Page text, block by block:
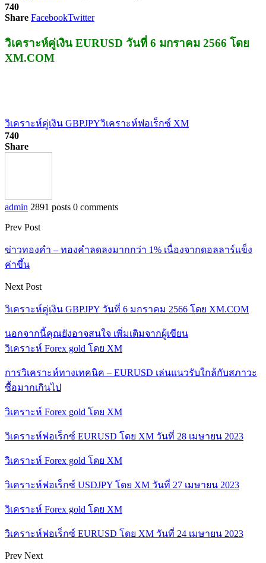
740
Share FacebookTwitter
วิเคราะห์คู่เงิน EURUSD วันที่ 6 มกราคม 2566 โดย
XM.COM
วิเคราะห์คู่เงิน GBPJPYวิเคราะห์ฟอเร็กซ์ XM
740
Share
admin 2891 posts 0 comments
Prev Post
ข่าวทองคำ – ทองคำลดลงมากกว่า 1% เนื่องจากดอลลาร์แข็ง
ค่าขึ้น
Next Post
วิเคราะห์คู่เงิน GBPJPY วันที่ 6 มกราคม 2566 โดย XM.COM
นอกจากนี้คุณยังอาจสนใจ เพิ่มเติมจากผู้เขียน
วิเคราะห์ Forex gold โดย XM
การวิเคราะห์ทางเทคนิค – EURUSD เล่นแนวรับใกล้กับสภาวะ
ซื้อมากเกินไป
วิเคราะห์ Forex gold โดย XM
วิเคราะห์ฟอเร็กซ์ EURUSD โดย XM วันที่ 28 เมษายน 2023
วิเคราะห์ Forex gold โดย XM
วิเคราะห์ฟอเร็กซ์ USDJPY โดย XM วันที่ 27 เมษายน 2023
วิเคราะห์ Forex gold โดย XM
วิเคราะห์ฟอเร็กซ์ EURUSD โดย XM วันที่ 24 เมษายน 2023
Prev Next